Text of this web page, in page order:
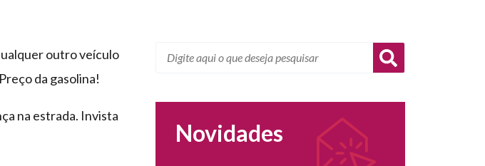
outro veículo
da gasolina!
na estrada. Invista
Novidades